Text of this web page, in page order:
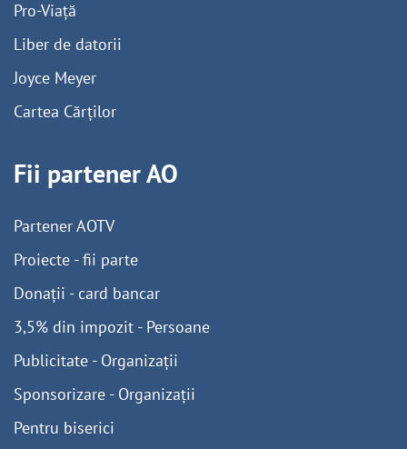
Pro-Viață
Liber de datorii
Joyce Meyer
Cartea Cărților
Fii partener AO
Partener AOTV
Proiecte - fii parte
Donații - card bancar
3,5% din impozit - Persoane
Publicitate - Organizații
Sponsorizare - Organizații
Pentru biserici